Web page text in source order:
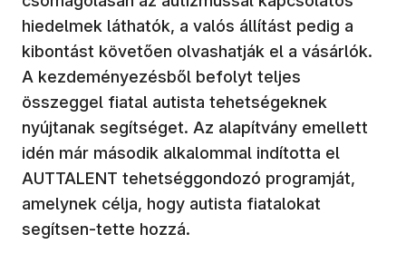
hiedelmek láthatók, a valós állítást pedig a
kibontást követően olvashatják el a vásárlók.
A kezdeményezésből befolyt teljes
összeggel fiatal autista tehetségeknek
nyújtanak segítséget. Az alapítvány emellett
idén már második alkalommal indította el
AUTTALENT tehetséggondozó programját,
amelynek célja, hogy autista fiatalokat
segítsen-tette hozzá.